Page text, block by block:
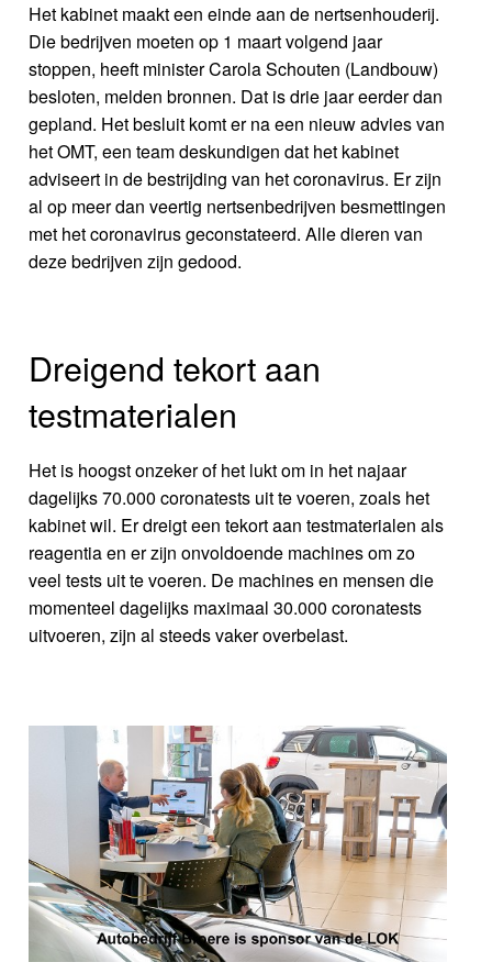
Het kabinet maakt een einde aan de nertsenhouderij.
Die bedrijven moeten op 1 maart volgend jaar
stoppen, heeft minister Carola Schouten (Landbouw)
besloten, melden bronnen. Dat is drie jaar eerder dan
gepland. Het besluit komt er na een nieuw advies van
het OMT, een team deskundigen dat het kabinet
adviseert in de bestrijding van het coronavirus. Er zijn
al op meer dan veertig nertsenbedrijven besmettingen
met het coronavirus geconstateerd. Alle dieren van
deze bedrijven zijn gedood.
Dreigend tekort aan
testmaterialen
Het is hoogst onzeker of het lukt om in het najaar
dagelijks 70.000 coronatests uit te voeren, zoals het
kabinet wil. Er dreigt een tekort aan testmaterialen als
reagentia en er zijn onvoldoende machines om zo
veel tests uit te voeren. De machines en mensen die
momenteel dagelijks maximaal 30.000 coronatests
uitvoeren, zijn al steeds vaker overbelast.